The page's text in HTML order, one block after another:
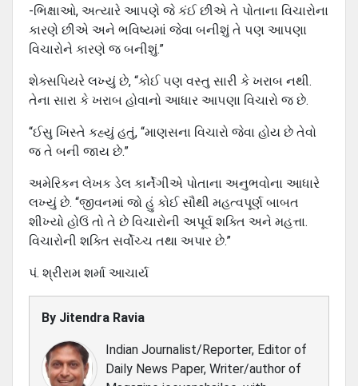
-ભિક્ષાઓ, અત્યારે આ૫ણે જે કંઈ છીએ તે પોતાના વિચારોના
કારણે છીએ અને ભવિષ્યમાં જેવા બનીશું તે ૫ણ આ૫ણા
વિચારોને કારણે જ બનીશું.”
શેક્સપિયરે લખ્યું છે, “કોઈ ૫ણ વસ્તુ સારી કે ખરાબ નથી.
તેના સારા કે ખરાબ હોવાનો આધાર આ૫ણા વિચારો જ છે.
“ઈસુ ખિસ્તે કહ્યું હતું, “માણસના વિચારો જેવા હોય છે તેવો
જ તે બની જાય છે.”
અમેરિકન લેખક ડેલ કાર્નેગીએ પોતાના અનુભવોના આધારે
લખ્યું છે. “જીવનમાં જો હું કોઈ સૌથી મહત્વપૂર્ણ બાબત
શીખ્યો હોઉં તો તે છે વિચારોની અપૂર્વ શક્તિ અને મહત્તા.
વિચારોની શક્તિ સર્વોચ્ચ તથા અપાર છે.”
પં. શ્રીરામ શર્મા આચાર્ય
By Jitendra Ravia
Indian Journalist/Reporter, Editor of
Daily News Paper, Writer/author of